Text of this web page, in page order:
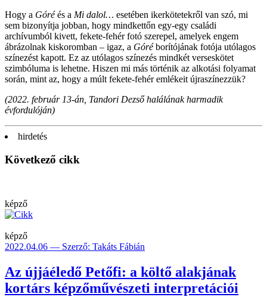
Hogy a Góréés a Mi dalol… esetében ikerkötetekről van szó, mi
sem bizonyítja jobban, hogy mindkettőn egy-egy családi
archívumból kivett, fekete-fehér fotó szerepel, amelyek engem
ábrázolnak kiskoromban ‒ igaz, a Góréborítójának fotója utólagos
színezést kapott. Ez az utólagos színezés mindkét verseskötet
szimbóluma is lehetne. Hiszen mi más történik az alkotási folyamat
során, mint az, hogy a múlt fekete-fehér emlékeit újraszínezzük?
(2022. február 13-án, Tandori Dezső halálának harmadik
évfordulóján)
hirdetés
Következő cikk
képző
képző
2022.04.06 — Szerző: Takáts Fábián
Az újjáéledő Petőfi: a költő alakjának
kortárs képzőművészeti interpretációi